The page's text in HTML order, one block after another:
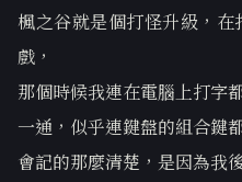
楓之谷就是個打怪升級，
戲，
那個時候我連在電腦上打字
一通，似乎連鍵盤的組合鍵
會記的那麼清楚，是因為我